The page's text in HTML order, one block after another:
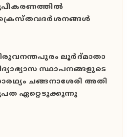
ലൂ​ർ​ദ്മാ​താ
സ്ഥാ​പ​ന​ങ്ങ​ളു​ടെ
ച​ങ്ങ​നാ​ശേ​രി അ​തി​
ഏ​റ്റെ​ടു​ക്കു​ന്നു